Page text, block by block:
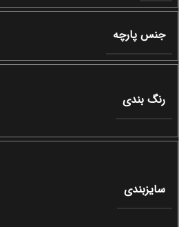
جنس پارچه
رنگ بندی
سایزبندی